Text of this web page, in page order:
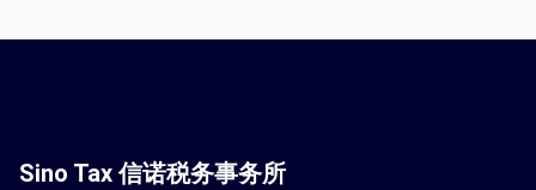
Sino Tax 信诺税务事务所